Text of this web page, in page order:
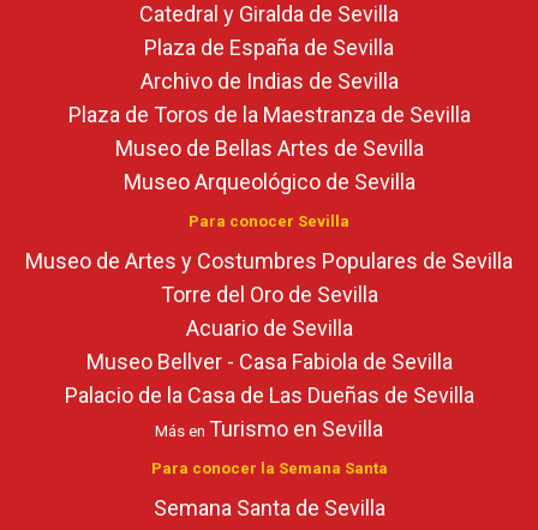
Catedral y Giralda de Sevilla
Plaza de España de Sevilla
Archivo de Indias de Sevilla
Plaza de Toros de la Maestranza de Sevilla
Museo de Bellas Artes de Sevilla
Museo Arqueológico de Sevilla
Para conocer Sevilla
Museo de Artes y Costumbres Populares de Sevilla
Torre del Oro de Sevilla
Acuario de Sevilla
Museo Bellver - Casa Fabiola de Sevilla
Palacio de la Casa de Las Dueñas de Sevilla
Más en Turismo en Sevilla
Para conocer la Semana Santa
Semana Santa de Sevilla